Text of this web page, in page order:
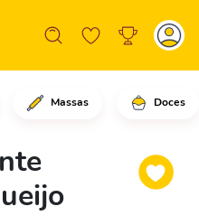
Massas Doces
com óleo